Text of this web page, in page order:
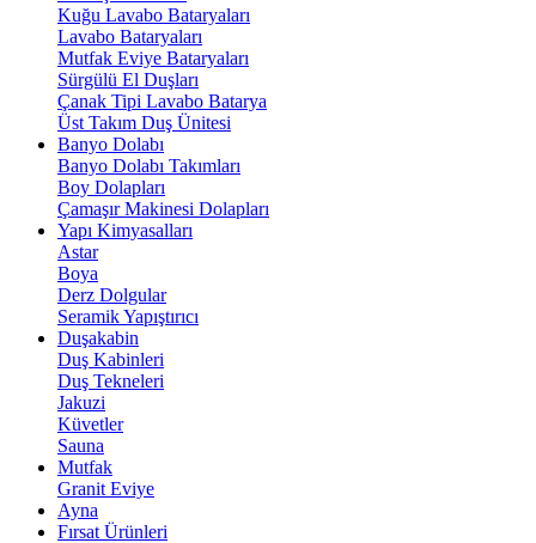
Kuğu Lavabo Bataryaları
Lavabo Bataryaları
Mutfak Eviye Bataryaları
Sürgülü El Duşları
Çanak Tipi Lavabo Batarya
Üst Takım Duş Ünitesi
Banyo Dolabı
Banyo Dolabı Takımları
Boy Dolapları
Çamaşır Makinesi Dolapları
Yapı Kimyasalları
Astar
Boya
Derz Dolgular
Seramik Yapıştırıcı
Duşakabin
Duş Kabinleri
Duş Tekneleri
Jakuzi
Küvetler
Sauna
Mutfak
Granit Eviye
Ayna
Fırsat Ürünleri